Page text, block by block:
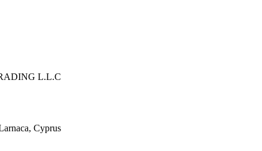
L.L.C
Cyprus